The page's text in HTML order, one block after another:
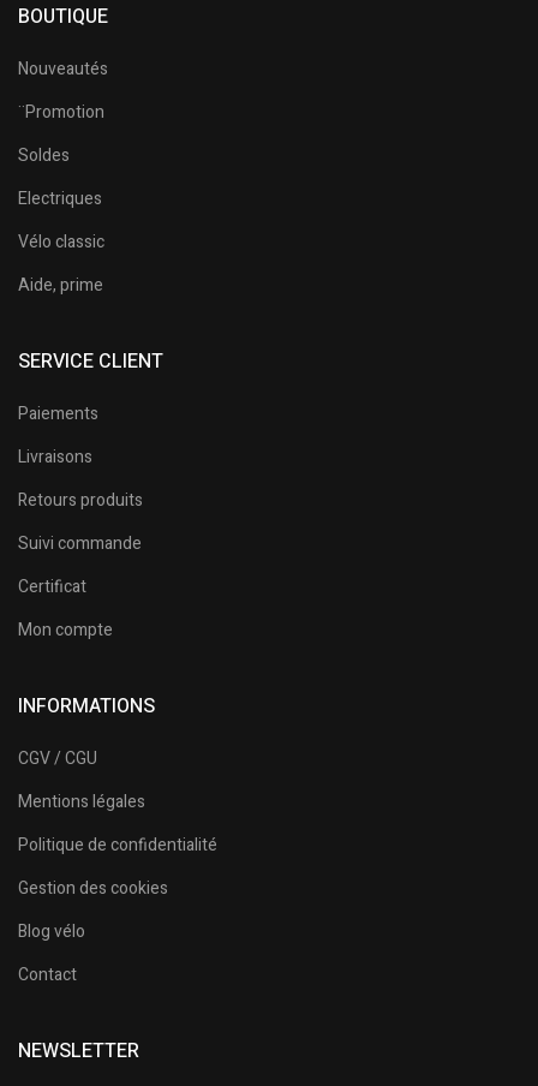
BOUTIQUE
Nouveautés
¨Promotion
Soldes
Electriques
Vélo classic
Aide, prime
SERVICE CLIENT
Paiements
Livraisons
Retours produits
Suivi commande
Certificat
Mon compte
INFORMATIONS
CGV / CGU
Mentions légales
Politique de confidentialité
Gestion des cookies
Blog vélo
Contact
NEWSLETTER